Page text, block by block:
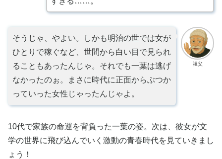
祖父
そうじゃ、やよい。しかも明治の世では女が
ひとりで稼ぐなど、世間から白い目で見られ
ることもあったんじゃ。それでも一葉は逃げ
なかったのぉ。まさに時代に正面からぶつか
っていった女性じゃったんじゃよ。
10代で家族の命運を背負った一葉の姿。次は、彼女が文
学の世界に飛び込んでいく激動の青春時代を見ていきまし
ょう！